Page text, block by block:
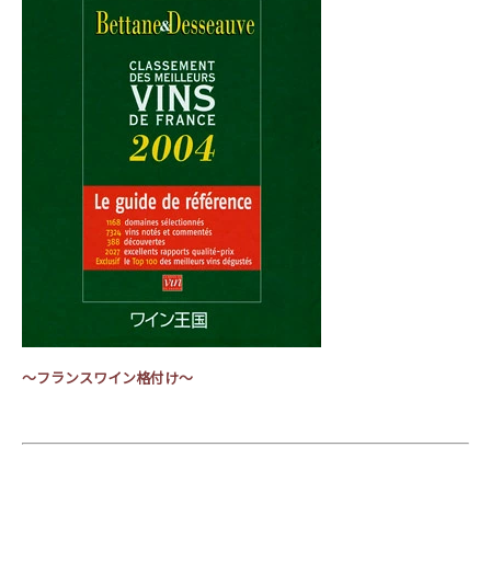
～フランスワイン格付け～